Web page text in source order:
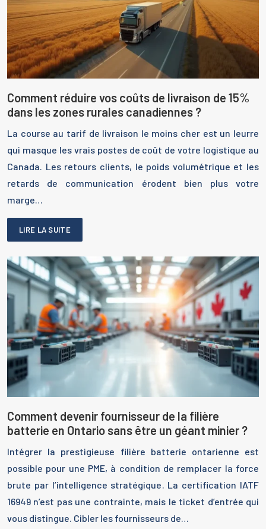
Comment réduire vos coûts de livraison de 15%
dans les zones rurales canadiennes ?
La course au tarif de livraison le moins cher est un leurre
qui masque les vrais postes de coût de votre logistique au
Canada. Les retours clients, le poids volumétrique et les
retards de communication érodent bien plus votre
marge…
LIRE LA SUITE
Comment devenir fournisseur de la filière
batterie en Ontario sans être un géant minier ?
Intégrer la prestigieuse filière batterie ontarienne est
possible pour une PME, à condition de remplacer la force
brute par l’intelligence stratégique. La certification IATF
16949 n’est pas une contrainte, mais le ticket d’entrée qui
vous distingue. Cibler les fournisseurs de…